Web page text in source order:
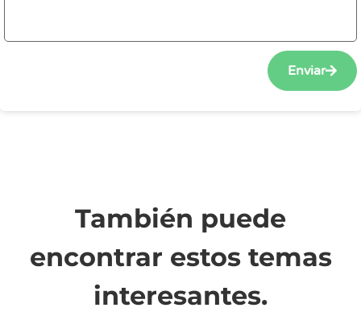
Enviar
También puede
encontrar estos temas
interesantes.